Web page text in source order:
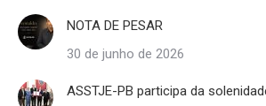
NOTA DE PESAR
30 de junho de 2026
ASSTJE-PB participa da